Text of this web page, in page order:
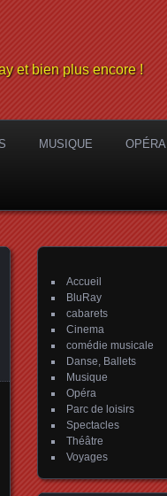
et bien plus encore !
MUSIQUE OPÉRA
Accueil
BluRay
cabarets
Cinema
comédie musicale
Danse, Ballets
Musique
Opéra
Parc de loisirs
Spectacles
Théâtre
Voyages